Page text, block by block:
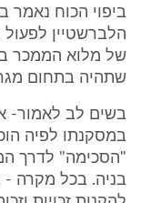
ביפוי הכוח נאמר
הלברשטיין
שתהיה בתחום
בשים לב לאמור-
במסקנתו לפיה
"הסכימה" לדרך
בניה. בכל מקרה -